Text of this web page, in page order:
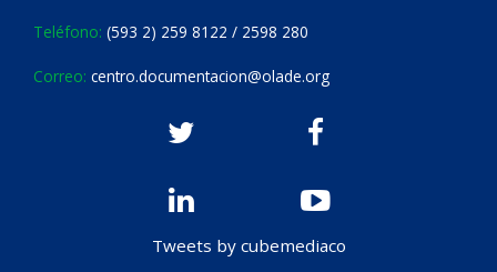
Teléfono: (593 2) 259 8122 / 2598 280
Correo: centro.documentacion@olade.org
Tweets by cubemediaco